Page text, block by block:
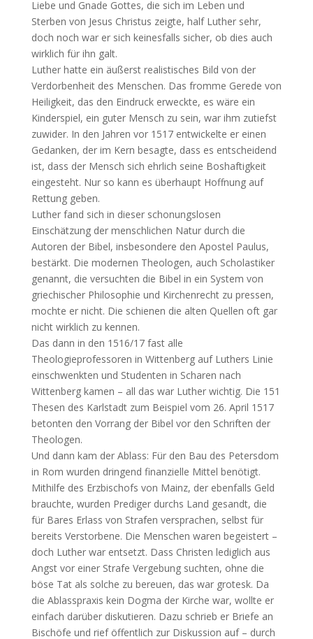
Liebe und Gnade Gottes, die sich im Leben und
Sterben von Jesus Christus zeigte, half Luther sehr,
doch noch war er sich keinesfalls sicher, ob dies auch
wirklich für ihn galt.
Luther hatte ein äußerst realistisches Bild von der
Verdorbenheit des Menschen. Das fromme Gerede von
Heiligkeit, das den Eindruck erweckte, es wäre ein
Kinderspiel, ein guter Mensch zu sein, war ihm zutiefst
zuwider. In den Jahren vor 1517 entwickelte er einen
Gedanken, der im Kern besagte, dass es entscheidend
ist, dass der Mensch sich ehrlich seine Boshaftigkeit
eingesteht. Nur so kann es überhaupt Hoffnung auf
Rettung geben.
Luther fand sich in dieser schonungslosen
Einschätzung der menschlichen Natur durch die
Autoren der Bibel, insbesondere den Apostel Paulus,
bestärkt. Die modernen Theologen, auch Scholastiker
genannt, die versuchten die Bibel in ein System von
griechischer Philosophie und Kirchenrecht zu pressen,
mochte er nicht. Die schienen die alten Quellen oft gar
nicht wirklich zu kennen.
Das dann in den 1516/17 fast alle
Theologieprofessoren in Wittenberg auf Luthers Linie
einschwenkten und Studenten in Scharen nach
Wittenberg kamen – all das war Luther wichtig. Die 151
Thesen des Karlstadt zum Beispiel vom 26. April 1517
betonten den Vorrang der Bibel vor den Schriften der
Theologen.
Und dann kam der Ablass: Für den Bau des Petersdom
in Rom wurden dringend finanzielle Mittel benötigt.
Mithilfe des Erzbischofs von Mainz, der ebenfalls Geld
brauchte, wurden Prediger durchs Land gesandt, die
für Bares Erlass von Strafen versprachen, selbst für
bereits Verstorbene. Die Menschen waren begeistert –
doch Luther war entsetzt. Dass Christen lediglich aus
Angst vor einer Strafe Vergebung suchten, ohne die
böse Tat als solche zu bereuen, das war grotesk. Da
die Ablasspraxis kein Dogma der Kirche war, wollte er
einfach darüber diskutieren. Dazu schrieb er Briefe an
Bischöfe und rief öffentlich zur Diskussion auf – durch